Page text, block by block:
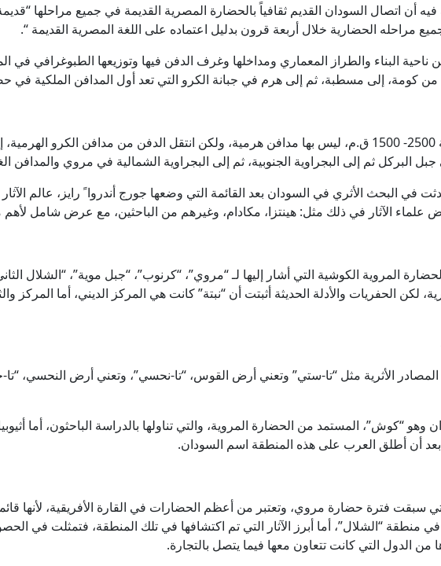
أن اتصال السودان القديم ثقافياً بالحضارة المصرية القديمة في جميع مراحلها
مراحله الحضارية خلال أربعة قرون بدليل اعتماده على اللغة المصرية القديمة “.
ناحية البناء والطراز المعماري ومداخلها وغرف الدفن فيها وتوزيعها الطبوغرافي
كومة، إلى مسطبة، ثم إلى هرم في جبانة الكرو التي تعد أول المدافن الملكية في
وتناولت المحاضرة أن مملكة كرمة 2500- 1500 ق.م، ليس بها مدافن هرمية، ولكن انتقل الدفن من
البركل ثم إلى البجراوية الجنوبية، ثم إلى البجراوية الشمالية في مروي والمدافن
في البحث الأثري في السودان بعد القائمة التي وضعها جورج أندروا ً رايز، عالم
علماء الآثار في ذلك مثل: هينتزا، مكادام، وغيرهم من الباحثين، مع عرض شامل لأهم
المروية الكوشية التي أشار إليها لـ “مروي”، “كرنوب”، “جبل موية”، “الشلال
لكن الحفريات والأدلة الحديثة أثبتت أن “نبتة” كانت هي المركز الديني، أما
الأثرية مثل “تا-ستي” وتعني أرض القوس، “تا-نحسي”، وتعني أرض النحسي،
“كوش”، المستمد من الحضارة المروية، والتي تناولها بالدراسة الباحثون، أما
أن أطلق العرب على هذه المنطقة اسم السودان.
فترة حضارة مروي، وتعتبر من أعظم الحضارات في القارة الأفريقية، لأنها
“الشلال”، أما أبرز الآثار التي تم اكتشافها في تلك المنطقة، فتمثلت في
الدول التي كانت تتعاون معها فيما يتصل بالتجارة.